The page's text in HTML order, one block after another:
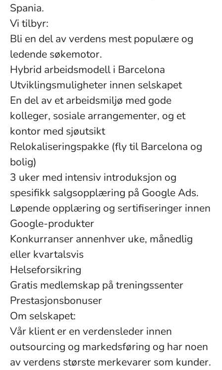
Spania.
Vi tilbyr:
Bli en del av verdens mest populære og
ledende søkemotor.
Hybrid arbeidsmodell i Barcelona
Utviklingsmuligheter innen selskapet
En del av et arbeidsmiljø med gode
kolleger, sosiale arrangementer, og et
kontor med sjøutsikt
Relokaliseringspakke (fly til Barcelona og
bolig)
3 uker med intensiv introduksjon og
spesifikk salgsopplæring på Google Ads.
Løpende opplæring og sertifiseringer innen
Google-produkter
Konkurranser annenhver uke, månedlig
eller kvartalsvis
Helseforsikring
Gratis medlemskap på treningssenter
Prestasjonsbonuser
Om selskapet:
Vår klient er en verdensleder innen
outsourcing og markedsføring og har noen
av verdens største merkevarer som kunder.